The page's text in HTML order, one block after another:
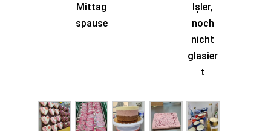
Mittag
spause
Ișler,
noch
nicht
glasier
t